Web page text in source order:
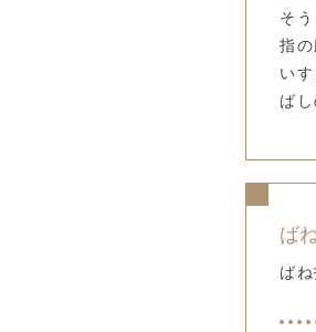
そ
指
い
ば
ば
ば